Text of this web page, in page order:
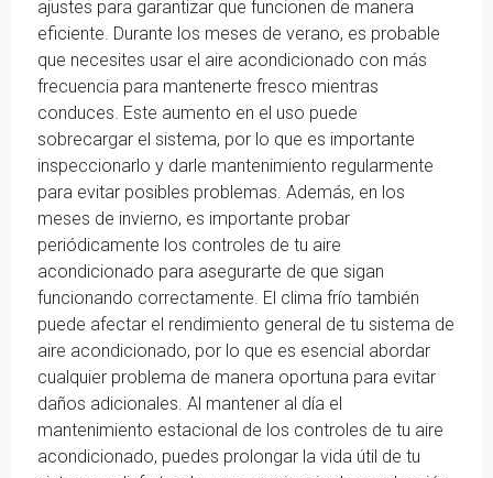
ajustes para garantizar que funcionen de manera
eficiente. Durante los meses de verano, es probable
que necesites usar el aire acondicionado con más
frecuencia para mantenerte fresco mientras
conduces. Este aumento en el uso puede
sobrecargar el sistema, por lo que es importante
inspeccionarlo y darle mantenimiento regularmente
para evitar posibles problemas. Además, en los
meses de invierno, es importante probar
periódicamente los controles de tu aire
acondicionado para asegurarte de que sigan
funcionando correctamente. El clima frío también
puede afectar el rendimiento general de tu sistema de
aire acondicionado, por lo que es esencial abordar
cualquier problema de manera oportuna para evitar
daños adicionales. Al mantener al día el
mantenimiento estacional de los controles de tu aire
acondicionado, puedes prolongar la vida útil de tu